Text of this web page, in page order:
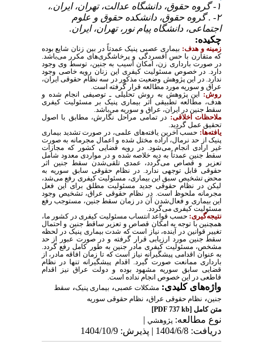
۱- گروه حقوق، دانشگاه عدالت، تهران، ایران.،
۲- . گروه حقوق، دانشکده حقوق و علوم
اجتماعی، دانشگاه پیام نور، تهران، ایران.
چکیده:
زمینه و هدف: بیماری عصبی پنیک عمدتاً در بین زنان شایع بوده
که متقارن با حس افسردگی و پرخاشگری‌های مکرر می‌باشد.
در صورت بارداری زن، امکان آسیب به جنین، توسط وی وجود
دارد. در خصوص مسئولیت کیفری این زنان رویه خاصی وجود
ندارد. در این پژوهش وضعیت مذکور در سه ‌نظام حقوقی ایران،
عراق و سوریه مورد مطالعه قرار گرفته است.
روش: این پژوهش به روش تحلیلی ـ توصیفی انجام‌ شده و
هدف، مطالعه تطبیقی اثر بیماری پنیک بر مسئولیت کیفری
سقط جنین در ایران، عراق و سوریه می‌باشد
ملاحظات اخلاقی: در تمامی مراحل نگارش، مطابق با اصول
تحقیق عمل گردید.
یافته‌ها: حسب آخرین یافته‌های علمی، در صورت تشدید بیماری
پنیک از حد نرمال، اراده مختل شده و اعمال مجرمانه به صورت
غیر ارادی انجام می‌شود. در رویه قضایی کشور که مجازات
سقط جنین عمدتاً به دیه خلاصه شده و در مواردی معدود شامل
تعزیر و قصاص می‌گردد، عمدی تلقی‌شدن سقط جنین اثر
حقوقی قابل ‌توجهی ندارد. در نظام حقوقی سابق سوریه به
محض تشخیص سبق این بیماری، مسئولیت کیفری رفع می‌شد،
لیکن در نظام حقوقی جدید مسئولیت مطلق برای این فعل
مجرمانه ملحوظ است. در نظام حقوقی عراق، تشخیص وجود
این بیماری و فعال‌شدن آن در زمان سقط جنین، مستوجب رفع
مسئولیت کیفری می‌گردد.
نتیجه‌گیری: حسب قواعد انتساب مسئولیت کیفری در کشور ما،
همچنین با توجه به امکان قصاص و تعزیر ساقط جنین و احتمال
تغییر قوانین در آینده، نیاز است که شدت بیماری پنیک در لحظه
سقط جنین مورد ارزیابی قرار گرفته و در صورت عبور از حد
مشخص، مسئولیت کیفری مادر جنین به طور کامل رفع گردد.
به عنوان اقدامی پیشگیرانه نیاز است که تا زمان افاقه مادر، از
بارداری ممانعت صورت گیرد. اقدام پیشگیرانه تنها در نظام
قضایی سابق سوریه مشهود بوده و دولت عراق نیز اقدام
قاطعی در این خصوص انجام نداده است.
واژه‌های کلیدی: مشکلات عصبی، بیماری پنیک، سقط
جنین، نظام حقوقی عراق، نظام حقوقی سوریه
متن کامل [PDF 737 kb]
نوع مطالعه: پژوهشي|
دریافت: 1404/6/8 | پذیرش: 1404/10/9